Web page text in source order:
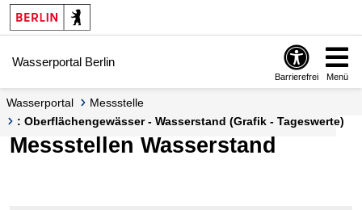
Springe zur Navigation
Springe zum Inhalt
Wasserportal Berlin
Barrierefrei Menü
Wasserportal
Messstelle
: Oberflächengewässer - Wasserstand (Grafik - Tageswerte)
Messstellen Wasserstand